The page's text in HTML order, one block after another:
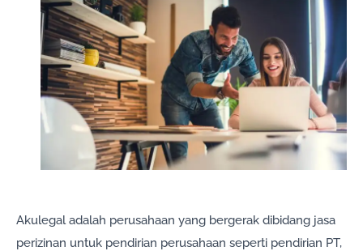
Akulegal adalah perusahaan yang bergerak dibidang jasa
perizinan untuk pendirian perusahaan seperti pendirian PT,